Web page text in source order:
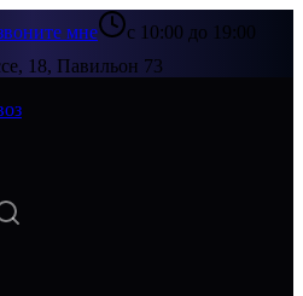
мне
с 10:00 до 19:00
18, Павильон 73